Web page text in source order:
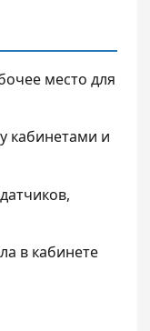
место для
кабинетами и
в кабинете